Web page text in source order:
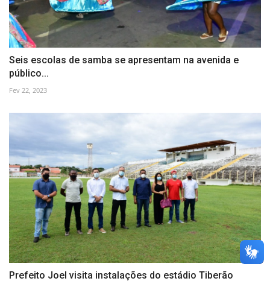
Seis escolas de samba se apresentam na avenida e
público...
Fev 22, 2023
Prefeito Joel visita instalações do estádio Tiberão